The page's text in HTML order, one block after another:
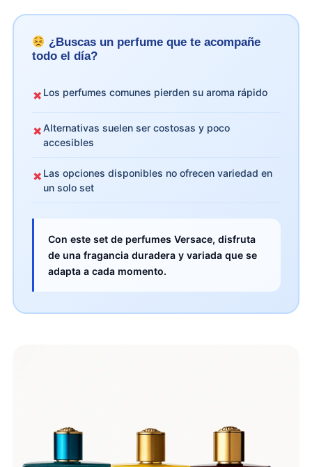
¿Buscas un perfume que te acompañe
todo el día?
✗ Los perfumes comunes pierden su aroma rápido
✗Alternativas suelen ser costosas y poco
accesibles
✗ Las opciones disponibles no ofrecen variedad en
un solo set
Con este set de perfumes Versace, disfruta
de una fragancia duradera y variada que se
adapta a cada momento.